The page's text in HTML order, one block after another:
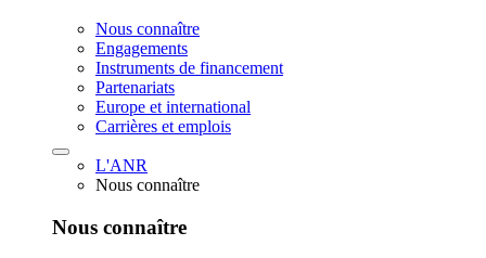
Nous connaître
Engagements
Instruments de financement
Partenariats
Europe et international
Carrières et emplois
L'ANR
Nous connaître
Nous connaître